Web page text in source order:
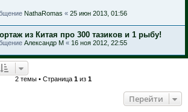
NathaRomas « 25 июн 2013, 01:56
из Китая про 300 тазиков и 1 рыбу!
Александр М « 16 ноя 2012, 22:55
2 темы • Страница 1из 1
Перейти